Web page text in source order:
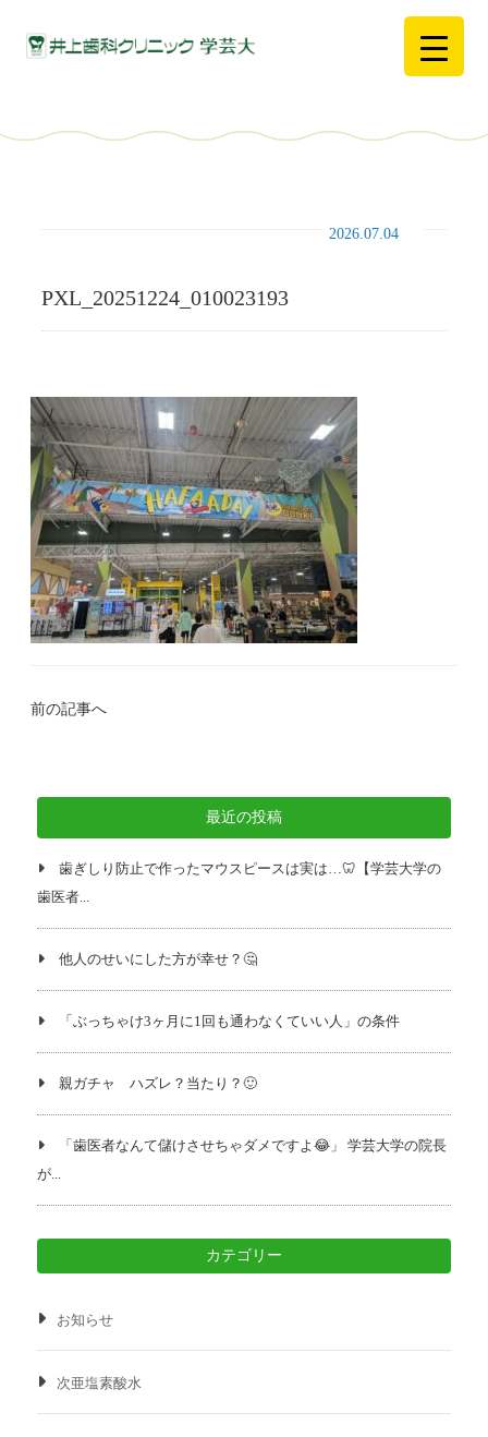
2026.07.04
PXL_20251224_010023193
前の記事へ
最近の投稿
歯ぎしり防止で作ったマウスピースは実は…🦷【学芸大学の
歯医者...
他人のせいにした方が幸せ？🤔
「ぶっちゃけ3ヶ月に1回も通わなくていい人」の条件
親ガチャ ハズレ？当たり？🙂
「歯医者なんて儲けさせちゃダメですよ😂」 学芸大学の院長
が...
カテゴリー
お知らせ
次亜塩素酸水